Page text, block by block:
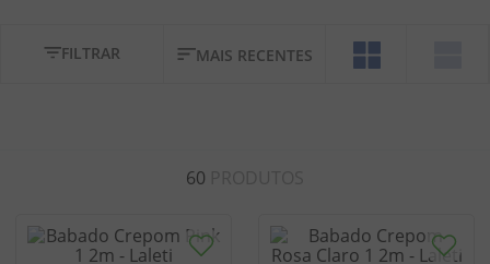
MAIS RECENTES
FILTRAR
60
1º
chocolate
salgadinho